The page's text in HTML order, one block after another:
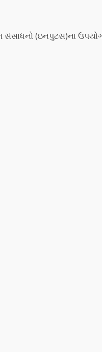
સંસાધનો (ઇનપુટસ)ના